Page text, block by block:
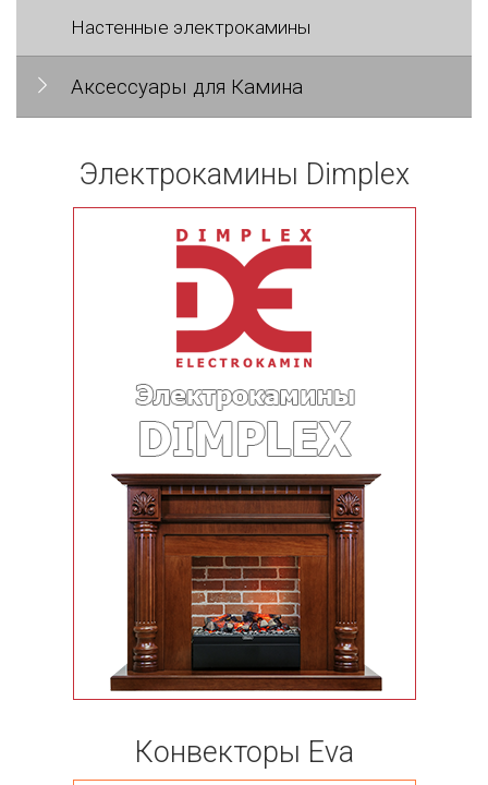
Настенные электрокамины
Аксессуары для Камина
Электрокамины Dimplex
Конвекторы Eva